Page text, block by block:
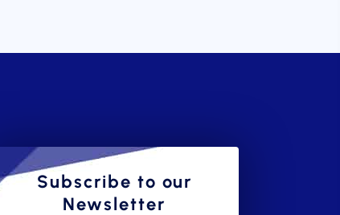
Subscribe to our
Newsletter